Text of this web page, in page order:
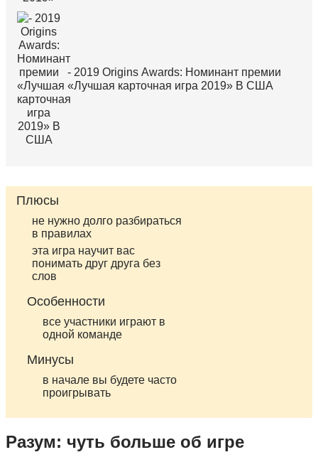
- 2019 Origins Awards: Номинант премии
«Лучшая карточная игра 2019» В США
Плюсы
не нужно долго разбираться
в правилах
эта игра научит вас
понимать друг друга без
слов
Особенности
все участники играют в
одной команде
Минусы
в начале вы будете часто
проигрывать
Разум: чуть больше об игре